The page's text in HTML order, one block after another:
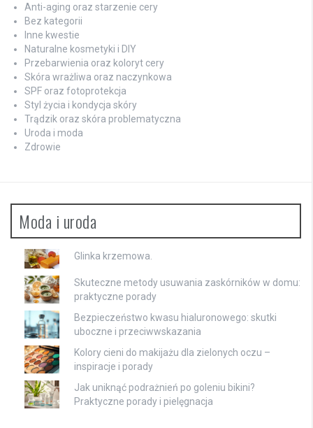
Anti-aging oraz starzenie cery
Bez kategorii
Inne kwestie
Naturalne kosmetyki i DIY
Przebarwienia oraz koloryt cery
Skóra wrażliwa oraz naczynkowa
SPF oraz fotoprotekcja
Styl życia i kondycja skóry
Trądzik oraz skóra problematyczna
Uroda i moda
Zdrowie
Moda i uroda
Glinka krzemowa.
Skuteczne metody usuwania zaskórników w domu:
praktyczne porady
Bezpieczeństwo kwasu hialuronowego: skutki
uboczne i przeciwwskazania
Kolory cieni do makijażu dla zielonych oczu –
inspiracje i porady
Jak uniknąć podrażnień po goleniu bikini?
Praktyczne porady i pielęgnacja